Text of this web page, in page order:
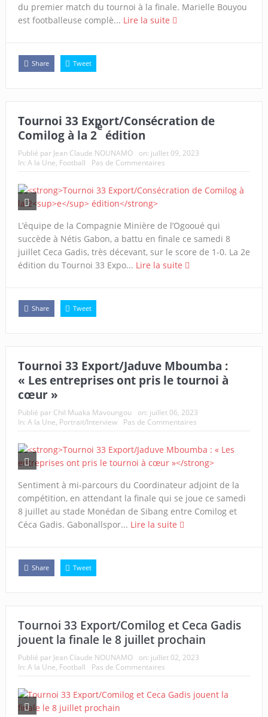
du premier match du tournoi à la finale. Marielle Bouyou
est footballeuse complè... Lire la suite
Share Tweet
Tournoi 33 Export/Consécration de
Comilog à la 2
e
édition
Publié par Jean Claude NOUNAMO on: juillet 09, 2023
In: A la Une, Football Pas de Commentaires
L’équipe de la Compagnie Minière de l’Ogooué qui
succède à Nétis Gabon, a battu en finale ce samedi 8
juillet Ceca Gadis, très décevant, sur le score de 1-0. La 2e
édition du Tournoi 33 Expo... Lire la suite
Share Tweet
Tournoi 33 Export/Jaduve Mboumba :
« Les entreprises ont pris le tournoi à
cœur »
Publié par Chil Muaka Mavoungou on: juillet 06, 2023
In: A la Une, Portrait/Interview Pas de Commentaires
Sentiment à mi-parcours du Coordinateur adjoint de la
compétition, en attendant la finale qui se joue ce samedi
8 juillet au stade Monédan de Sibang entre Comilog et
Céca Gadis. Gabonallspor... Lire la suite
Share Tweet
Tournoi 33 Export/Comilog et Ceca Gadis
jouent la finale le 8 juillet prochain
Publié par Jean Claude NOUNAMO on: juillet 02, 2023
In: A la Une, Football Pas de Commentaires